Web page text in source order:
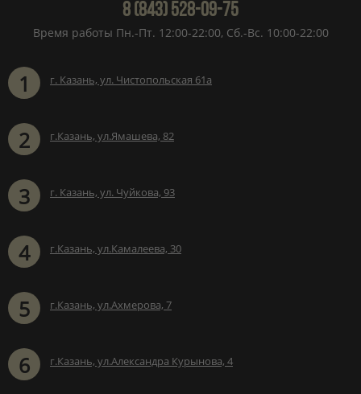
8 (843) 528-09-75
Время работы Пн.-Пт. 12:00-22:00, Сб.-Вс. 10:00-22:00
1 г. Казань, ул. Чистопольская 61а
2 г.Казань, ул.Ямашева, 82
3 г. Казань, ул. Чуйкова, 93
4 г.Казань, ул.Камалеева, 30
5 г.Казань, ул.Ахмерова, 7
6 г.Казань, ул.Александра Курынова, 4